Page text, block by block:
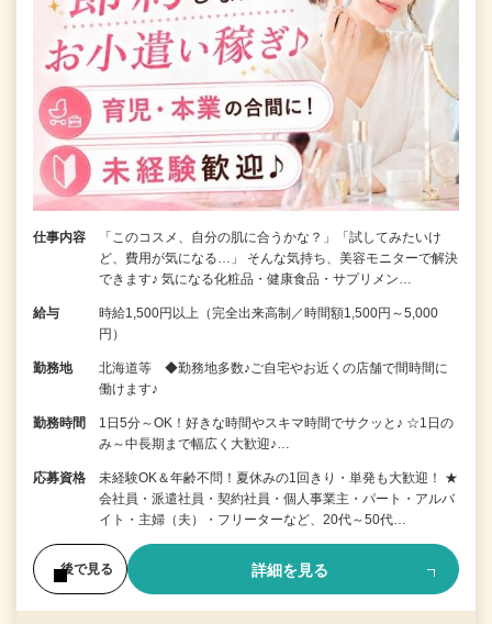
仕事内容
「このコスメ、自分の肌に合うかな？」「試してみたいけ
ど、費用が気になる…」 そんな気持ち、美容モニターで解決
できます♪ 気になる化粧品・健康食品・サプリメン…
給与
時給1,500円以上（完全出来高制／時間額1,500円～5,000
円）
勤務地
北海道等 ◆勤務地多数♪ご自宅やお近くの店舗で間時間に
働けます♪
勤務時間
1日5分～OK！好きな時間やスキマ時間でサクッと♪ ☆1日の
み～中長期まで幅広く大歓迎♪…
応募資格
未経験OK＆年齢不問！夏休みの1回きり・単発も大歓迎！ ★
会社員・派遣社員・契約社員・個人事業主・パート・アルバ
イト・主婦（夫）・フリーターなど、20代～50代…
後で見る 詳細を見る